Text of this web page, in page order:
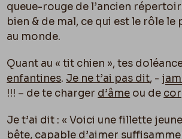
queue-rouge de l’ancien
bien & de mal, ce qui est le rôle le
au monde.
Quant au « tit chien », tes
enfantines. Je ne t’ai pas dit, -
!!! – de te charger d’âme ou de
Je t’ai dit : « Voici une fillette
bête, capable d’aimer